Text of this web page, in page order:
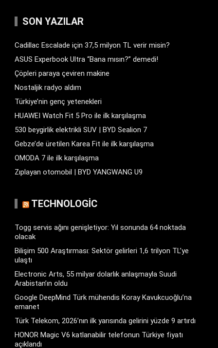
SON YAZILAR
Cadillac Escalade için 37,5 milyon TL verir misin?
ASUS Experbook Ultra “Bana mısın?” demedi!
Çöpleri paraya çeviren makine
Nostaljik radyo aldım
Türkiye’nin genç yetenekleri
HUAWEI Watch Fit 5 Pro ile ilk karşılaşma
530 beygirlik elektrikli SUV | BYD Sealion 7
Gebze’de üretilen Karea Fit ile ilk karşılaşma
OMODA 7 ile ilk karşılaşma
Zıplayan otomobil | BYD YANGWANG U9
TECHNOLOGIC
Togg servis ağını genişletiyor: Yıl sonunda 64 noktada
olacak
Bilişim 500 Araştırması: Sektör gelirleri 1,6 trilyon TL’ye
ulaştı
Electronic Arts, 55 milyar dolarlık anlaşmayla Suudi
Arabistan’ın oldu
Google DeepMind Türk mühendis Koray Kavukcuoğlu’na
emanet
Türk Telekom, 2026’nın ilk yarısında gelirini yüzde 9 artırdı
HONOR Magic V6 katlanabilir telefonun Türkiye fiyatı
açıklandı